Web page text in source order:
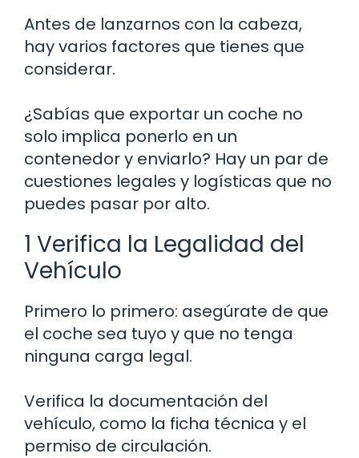
Antes de lanzarnos con la cabeza,
hay varios factores que tienes que
considerar.
¿Sabías que exportar un coche no
solo implica ponerlo en un
contenedor y enviarlo? Hay un par de
cuestiones legales y logísticas que no
puedes pasar por alto.
1 Verifica la Legalidad del
Vehículo
Primero lo primero: asegúrate de que
el coche sea tuyo y que no tenga
ninguna carga legal.
Verifica la documentación del
vehículo, como la ficha técnica y el
permiso de circulación.